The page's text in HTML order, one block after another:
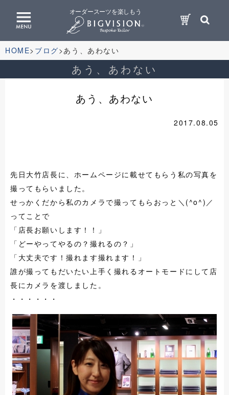
オーダースーツを楽しもう
HOME ブログ あう、あわない
あう、あわない
あう、あわない
2017.08.05
先日大竹店長に、ホームページに載せてもらう私の写真を
撮ってもらいました。
せっかくだから私のカメラで撮ってもらおっと＼(^o^)／
ってことで
「店長お願いします！！」
「どーやってやるの？撮れるの？」
「大丈夫です！撮れます撮れます！」
誰が撮ってもだいたい上手く撮れるオートモードにして店
長にカメラを渡しました。
・・・・・・